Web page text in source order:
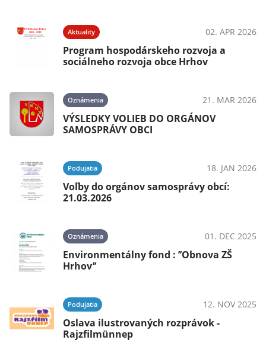
Aktuality 02. APR 2026
Program hospodárskeho rozvoja a
sociálneho rozvoja obce Hrhov
Oznámenia 21. MAR 2026
VÝSLEDKY VOLIEB DO ORGÁNOV
SAMOSPRÁVY OBCI
Podujatia 18. JAN 2026
Voľby do orgánov samosprávy obcí:
21.03.2026
Oznámenia 01. DEC 2025
Environmentálny fond : ’’Obnova ZŠ
Hrhov’’
Podujatia 12. NOV 2025
Oslava ilustrovaných rozprávok -
Rajzfilmünnep